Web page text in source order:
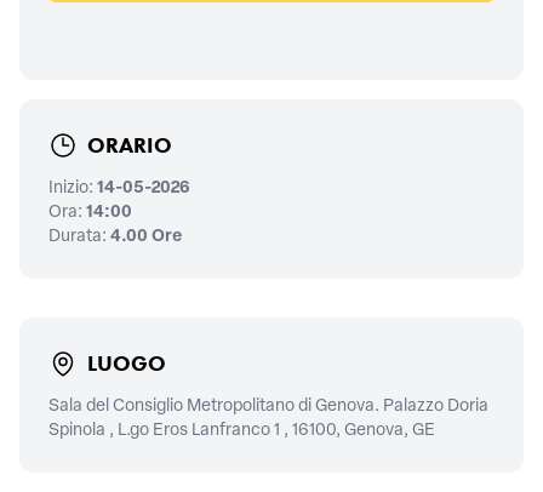
ORARIO
Inizio: 14-05-2026
Ora: 14:00
Durata: 4.00 Ore
LUOGO
Sala del Consiglio Metropolitano di Genova. Palazzo Doria
Spinola , L.go Eros Lanfranco 1 , 16100, Genova, GE